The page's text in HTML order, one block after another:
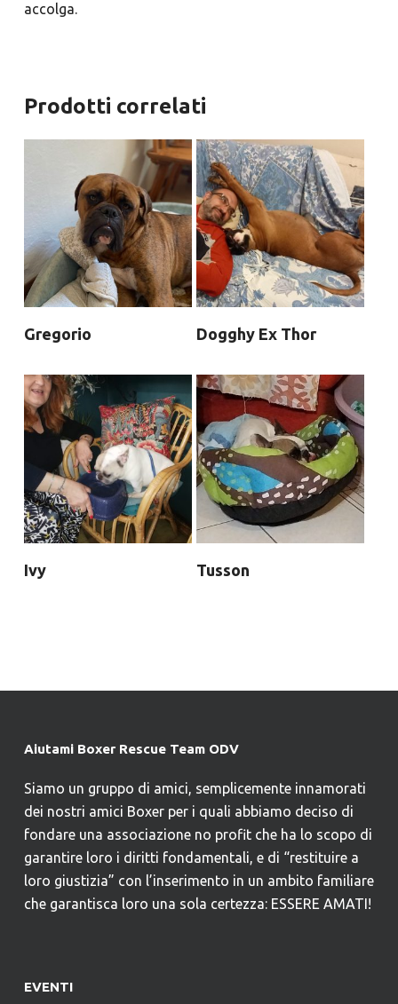
accolga.
Prodotti correlati
Gregorio Dogghy Ex Thor
Ivy Tusson
Aiutami Boxer Rescue Team ODV
Siamo un gruppo di amici, semplicemente innamorati
dei nostri amici Boxer per i quali abbiamo deciso di
fondare una associazione no profit che ha lo scopo di
garantire loro i diritti fondamentali, e di “restituire a
loro giustizia” con l’inserimento in un ambito familiare
che garantisca loro una sola certezza: ESSERE AMATI!
EVENTI